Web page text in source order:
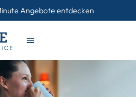
Angebote entdecken